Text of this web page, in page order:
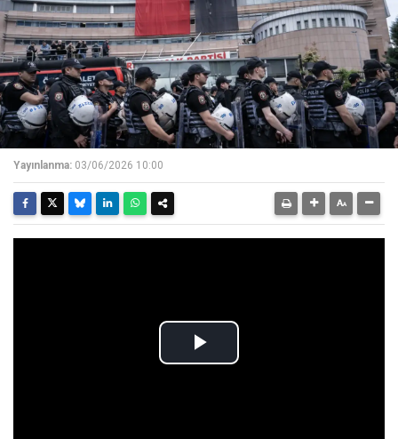
Yayınlanma: 03/06/2026 10:00